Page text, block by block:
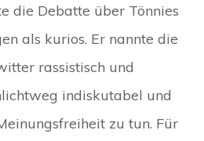
die Debatte über Tönnies
als kurios. Er nannte die
rassistisch und
indiskutabel und
zu tun. Für